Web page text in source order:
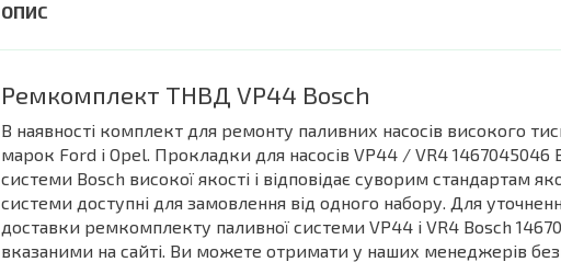
Ремкомплект ТНВД VP44 Bosch
В наявності комплект для ремонту паливних насосів високого
марок Ford і Opel. Прокладки для насосів VP44 / VR4
системи Bosch високої якості і відповідає суворим стандартам
системи доступні для замовлення від одного набору. Для
доставки ремкомплекту паливної системи VP44 і VR4 Bosch
вказаними на сайті. Ви можете отримати у наших менеджерів